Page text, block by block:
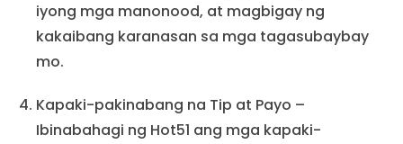
iyong mga manonood, at magbigay ng
kakaibang karanasan sa mga tagasubaybay
mo.
Kapaki-pakinabang na Tip at Payo –
Ibinabahagi ng Hot51 ang mga kapaki-